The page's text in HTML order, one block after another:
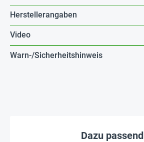
Herstellerangaben
Video
Warn-/Sicherheitshinweis
Dazu passend